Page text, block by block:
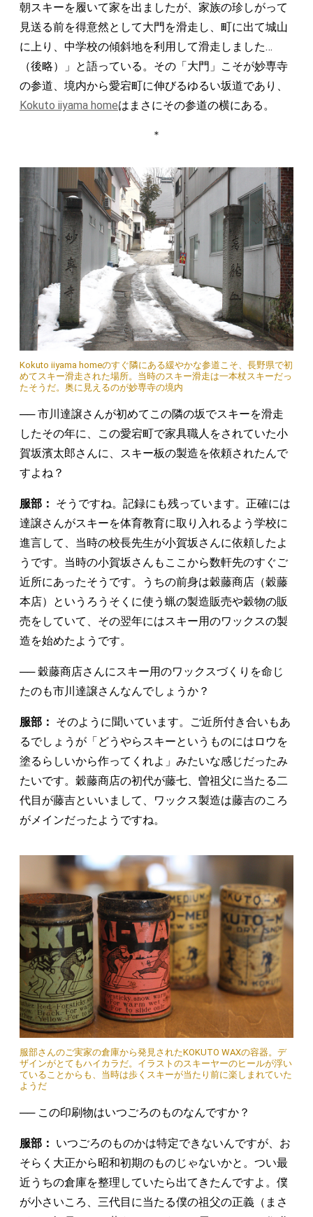
朝スキーを履いて家を出ましたが、家族の珍しがって
見送る前を得意然として大門を滑走し、町に出て城山
に上り、中学校の傾斜地を利用して滑走しました…
（後略）」と語っている。その「大門」こそが妙専寺
の参道、境内から愛宕町に伸びるゆるい坂道であり、
Kokuto iiyama homeはまさにその参道の横にある。
＊
Kokuto iiyama homeのすぐ隣にある緩やかな参道こそ、長野県で初
めてスキー滑走された場所。当時のスキー滑走は一本杖スキーだっ
たそうだ。奥に見えるのが妙専寺の境内
── 市川達譲さんが初めてこの隣の坂でスキーを滑走
したその年に、この愛宕町で家具職人をされていた小
賀坂濱太郎さんに、スキー板の製造を依頼されたんで
すよね？
服部： そうですね。記録にも残っています。正確には
達譲さんがスキーを体育教育に取り入れるよう学校に
進言して、当時の校長先生が小賀坂さんに依頼したよ
うです。当時の小賀坂さんもここから数軒先のすぐご
近所にあったそうです。うちの前身は穀藤商店（穀藤
本店）というろうそくに使う蝋の製造販売や穀物の販
売をしていて、その翌年にはスキー用のワックスの製
造を始めたようです。
── 穀藤商店さんにスキー用のワックスづくりを命じ
たのも市川達譲さんなんでしょうか？
服部： そのように聞いています。ご近所付き合いもあ
るでしょうが「どうやらスキーというものにはロウを
塗るらしいから作ってくれよ」みたいな感じだったみ
たいです。穀藤商店の初代が藤七、曽祖父に当たる二
代目が藤吉といいまして、ワックス製造は藤吉のころ
がメインだったようですね。
服部さんのご実家の倉庫から発見されたKOKUTO WAXの容器。デ
ザインがとてもハイカラだ。イラストのスキーヤーのヒールが浮い
ていることからも、当時は歩くスキーが当たり前に楽しまれていた
ようだ
── この印刷物はいつごろのものなんですか？
服部： いつごろのものかは特定できないんですが、お
そらく大正から昭和初期のものじゃないかと。つい最
近うちの倉庫を整理していたら出てきたんですよ。僕
が小さいころ、三代目に当たる僕の祖父の正義（まさ